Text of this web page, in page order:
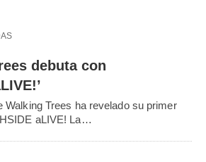
debuta con
Walking Trees ha revelado su primer
aLIVE! La…